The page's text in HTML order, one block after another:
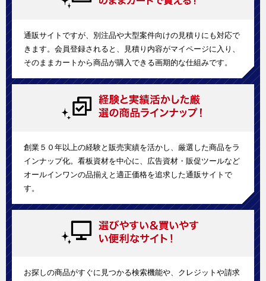
通販サイトですが、別注品や大型案件向けの見積りにも対応で
きます。会員登録されると、見積り内容がマイページに入り、
そのままカートから商品が購入できる画期的な仕組みです。
創業５０年以上の経験と販売実績を活かし、厳選した商品をラ
インナップ化。看板資材を中心に、広告資材・販促ツールなど
オールインワンの品揃えと適正価格を追求した通販サイトで
す。
お探しの商品がすぐに見つかる検索機能や、クレジットや請求